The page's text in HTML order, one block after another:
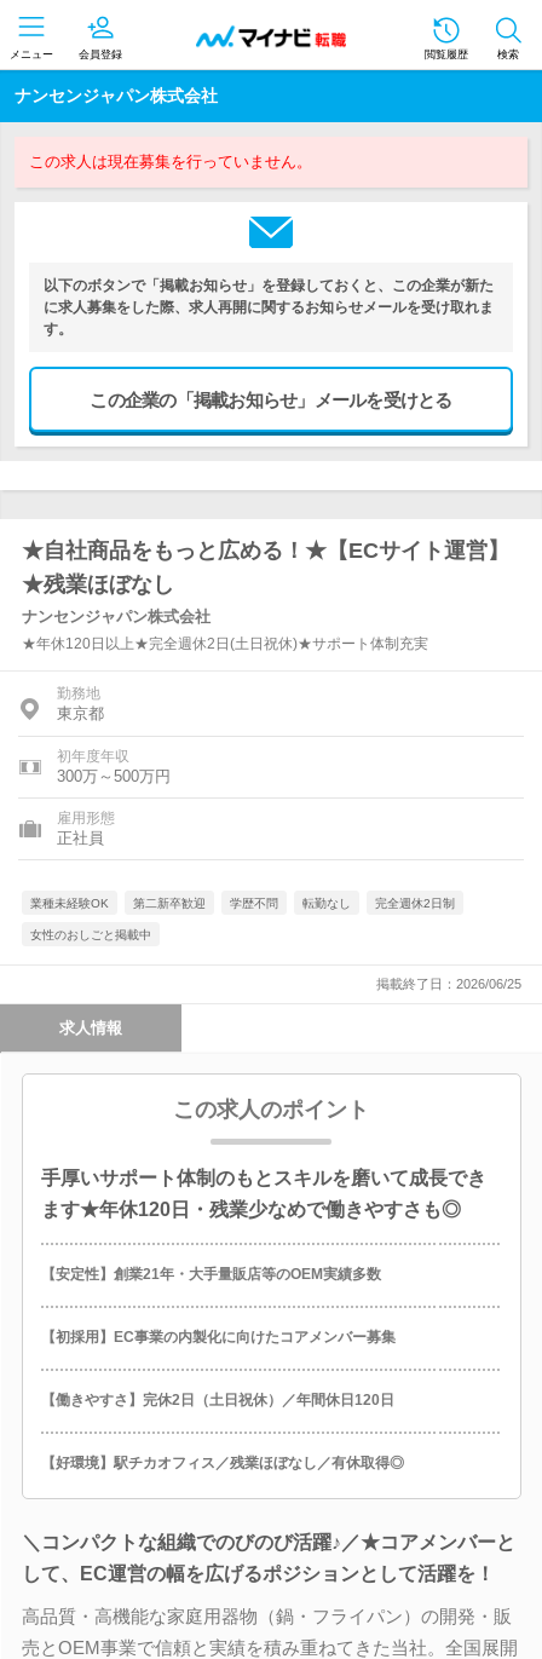
メニュー 会員登録 閲覧履歴 検索
ナンセンジャパン株式会社
この求人は現在募集を行っていません。
以下のボタンで「掲載お知らせ」を登録しておくと、この企業が新た
に求人募集をした際、求人再開に関するお知らせメールを受け取れま
す。
この企業の「掲載お知らせ」メールを受けとる
★自社商品をもっと広める！★【ECサイト運営】
★残業ほぼなし
ナンセンジャパン株式会社
★年休120日以上★完全週休2日(土日祝休)★サポート体制充実
勤務地
東京都
初年度年収
300万～500万円
雇用形態
正社員
業種未経験OK 第二新卒歓迎 学歴不問 転勤なし 完全週休2日制
女性のおしごと掲載中
掲載終了日：2026/06/25
求人情報
この求人のポイント
手厚いサポート体制のもとスキルを磨いて成長でき
ます★年休120日・残業少なめで働きやすさも◎
【安定性】創業21年・大手量販店等のOEM実績多数
【初採用】EC事業の内製化に向けたコアメンバー募集
【働きやすさ】完休2日（土日祝休）／年間休日120日
【好環境】駅チカオフィス／残業ほぼなし／有休取得◎
＼コンパクトな組織でのびのび活躍♪／★コアメンバーと
して、EC運営の幅を広げるポジションとして活躍を！
高品質・高機能な家庭用器物（鍋・フライパン）の開発・販
売とOEM事業で信頼と実績を積み重ねてきた当社。全国展開